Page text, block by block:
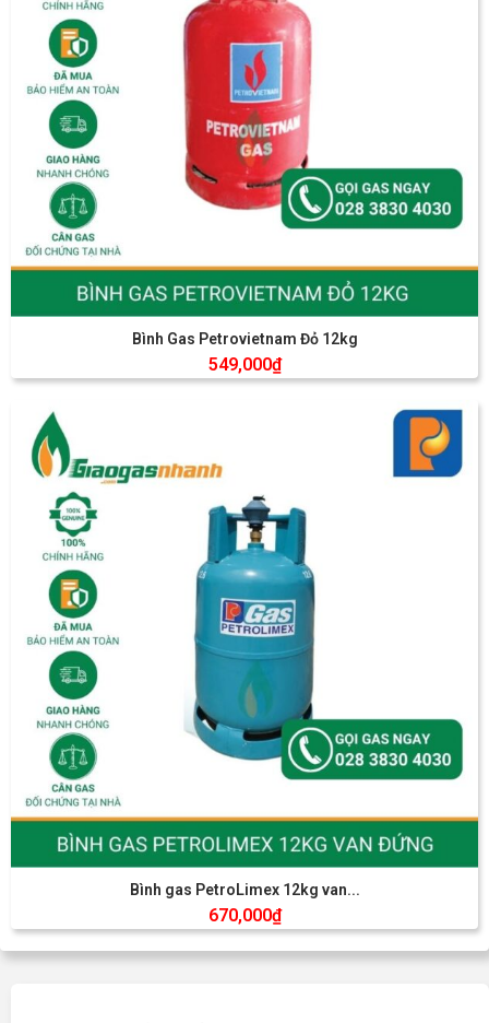
Bình Gas Petrovietnam Đỏ 12kg
549,000₫
Bình gas PetroLimex 12kg van...
670,000₫